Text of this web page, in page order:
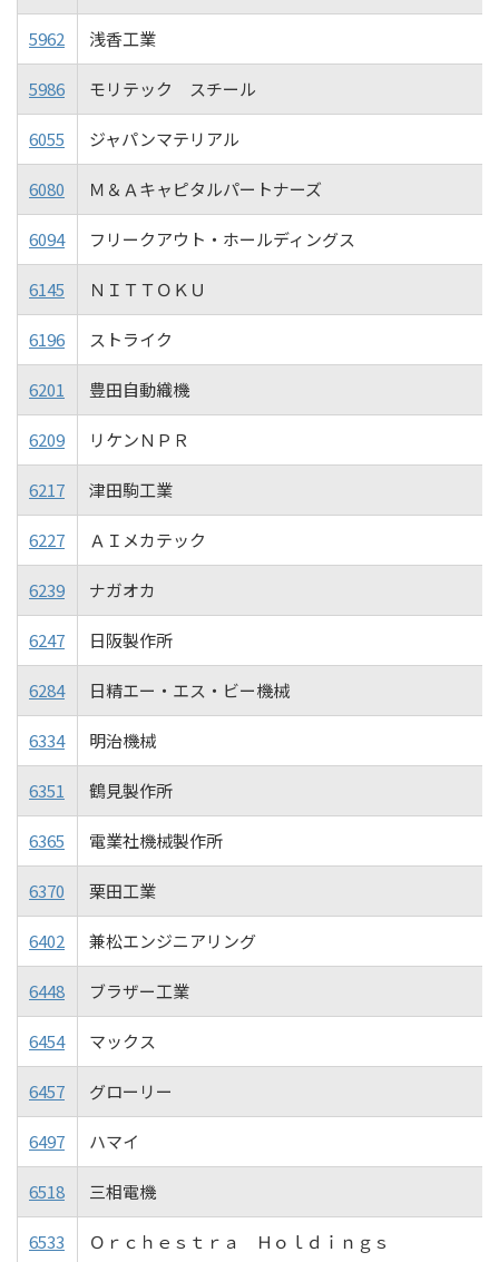
5962 浅香工業
5986 モリテック スチール
6055 ジャパンマテリアル
6080 Ｍ＆Ａキャピタルパートナーズ
6094 フリークアウト・ホールディングス
6145 ＮＩＴＴＯＫＵ
6196 ストライク
6201 豊田自動織機
6209 リケンＮＰＲ
6217 津田駒工業
6227 ＡＩメカテック
6239 ナガオカ
6247 日阪製作所
6284 日精エー・エス・ビー機械
6334 明治機械
6351 鶴見製作所
6365 電業社機械製作所
6370 栗田工業
6402 兼松エンジニアリング
6448 ブラザー工業
6454 マックス
6457 グローリー
6497 ハマイ
6518 三相電機
6533 Ｏｒｃｈｅｓｔｒａ Ｈｏｌｄｉｎｇｓ